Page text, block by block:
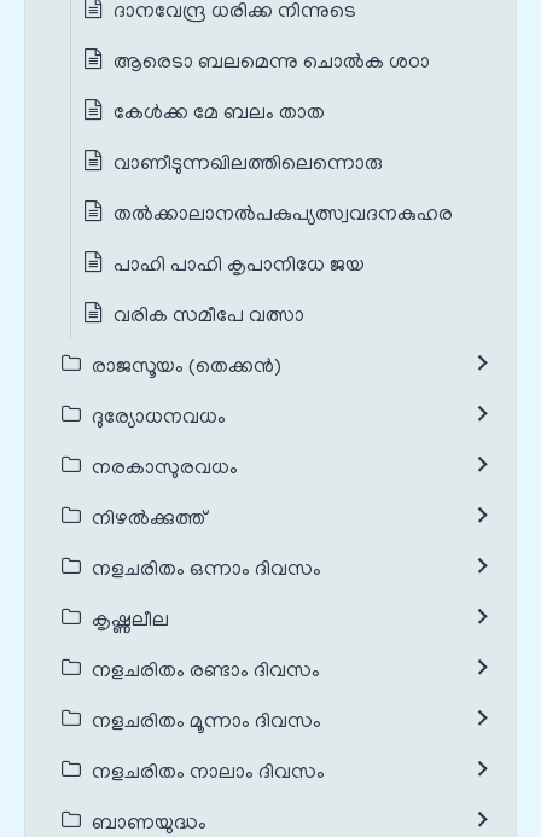
ദാനവേന്ദ്ര ധരിക്ക നിന്നുടെ
ആരെടാ ബലമെന്നു ചൊൽക ശഠാ
കേൾക്ക മേ ബലം താത
വാണീടുന്നഖിലത്തിലെന്നൊരു
തൽക്കാലാനൽപകുപ്യത്സ്വവദനകുഹര
പാഹി പാഹി കൃപാനിധേ ജയ
വരിക സമീപേ വത്സാ
രാജസൂയം (തെക്കൻ)
ദുര്യോധനവധം
നരകാസുരവധം
നിഴൽക്കുത്ത്
നളചരിതം ഒന്നാം ദിവസം
കൃഷ്ണലീല
നളചരിതം രണ്ടാം ദിവസം
നളചരിതം മൂന്നാം ദിവസം
നളചരിതം നാലാം ദിവസം
ബാണയുദ്ധം